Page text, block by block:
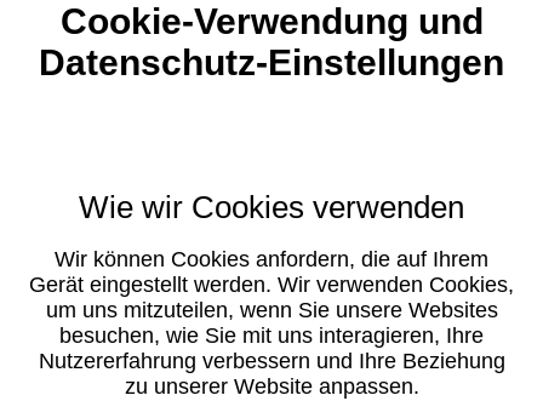
Cookie-Verwendung und
Datenschutz-Einstellungen
Wie wir Cookies verwenden
Wir können Cookies anfordern, die auf Ihrem
Gerät eingestellt werden. Wir verwenden Cookies,
um uns mitzuteilen, wenn Sie unsere Websites
besuchen, wie Sie mit uns interagieren, Ihre
Nutzererfahrung verbessern und Ihre Beziehung
zu unserer Website anpassen.